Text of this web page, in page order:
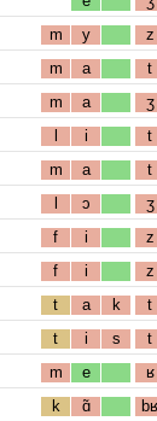
m y z
m a t
m a ʒ
l i t
m a t
l ɔ ʒ
f i z
f i z
t a k t
t i s t
m e ʁ
k ɑ̃ bʁ